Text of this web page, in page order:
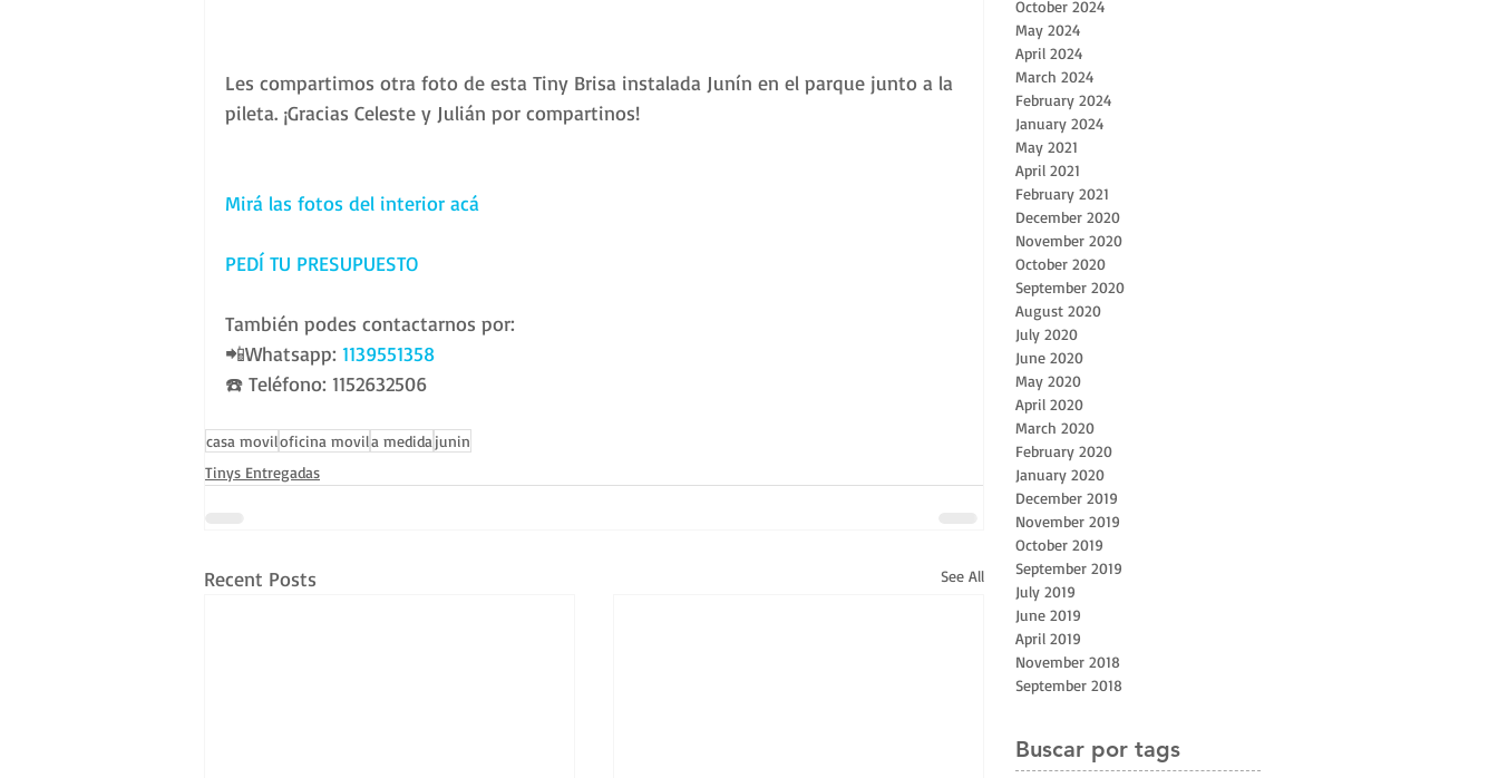
Les compartimos otra foto de esta Tiny Brisa instalada Junín en el parque junto a la
pileta. ¡Gracias Celeste y Julián por compartinos!
Mirá las fotos del interior acá
PEDÍ TU PRESUPUESTO
También podes contactarnos por:
📲Whatsapp: 1139551358
☎️ Teléfono: 1152632506
casa moviloficina movila medida junin
Tinys Entregadas
Recent Posts See All
October 2024
May 2024
April 2024
March 2024
February 2024
January 2024
May 2021
April 2021
February 2021
December 2020
November 2020
October 2020
September 2020
August 2020
July 2020
June 2020
May 2020
April 2020
March 2020
February 2020
January 2020
December 2019
November 2019
October 2019
September 2019
July 2019
June 2019
April 2019
November 2018
September 2018
Buscar por tags